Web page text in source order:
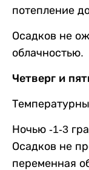
потепление
Осадков не
облачностью.
Четверг и
Ночью -1-3
Осадков не
переменная